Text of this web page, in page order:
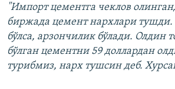
"Импорт цементга чеклов
биржада цемент нархлари тушди.
бўлса, арзончилик бўлади. Олдин
бўлган цементни 59 доллардан
турибмиз, нарх тушсин деб.